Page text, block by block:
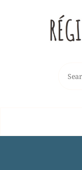
Vente Sur La
for: